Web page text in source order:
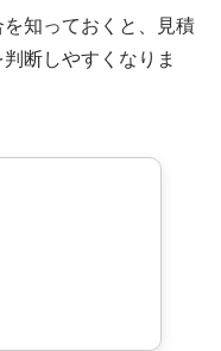
知っておくと、見積
断しやすくなりま